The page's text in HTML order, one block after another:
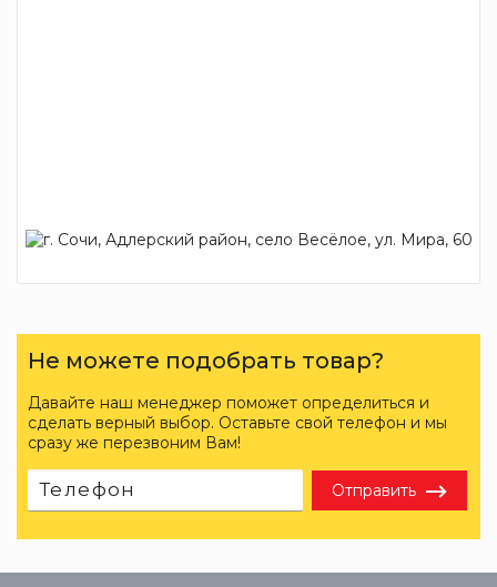
Не можете подобрать товар?
Давайте наш менеджер поможет определиться и
сделать верный выбор. Оставьте свой телефон и мы
сразу же перезвоним Вам!
Отправить